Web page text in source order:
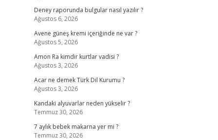
Deney raporunda bulgular nasıl yazılır ?
Ağustos 6, 2026
Avene güneş kremi içeriğinde ne var ?
Ağustos 5, 2026
Amon Ra kimdir kurtlar vadisi ?
Ağustos 3, 2026
Acar ne demek Türk Dil Kurumu ?
Ağustos 3, 2026
Kandaki alyuvarlar neden yükselir ?
Temmuz 30, 2026
7 aylık bebek makarna yer mi ?
Temmuz 30, 2026